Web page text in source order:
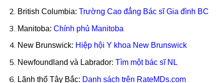
British Columbia: Trường Cao đẳng Bác sĩ Gia đình BC
Manitoba: Chính phủ Manitoba
New Brunswick: Hiệp hội Y khoa New Brunswick
Newfoundland và Labrador: Tìm một bác sĩ NL
Lãnh thổ Tây Bắc: Danh sách trên RateMDs.com